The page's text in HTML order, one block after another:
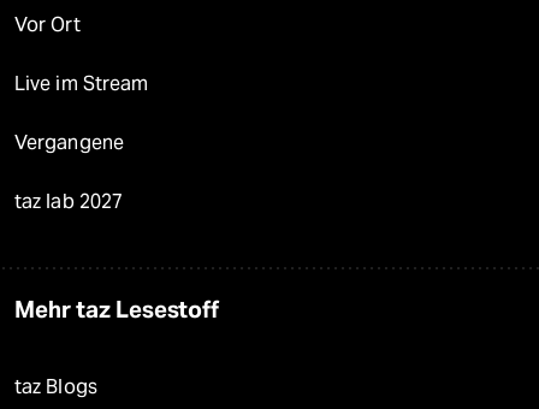
Vor Ort
Live im Stream
Vergangene
taz lab 2027
Mehr taz Lesestoff
taz Blogs